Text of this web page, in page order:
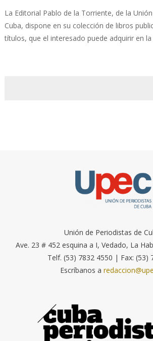
La Editorial Pablo de la Torriente, de la
Cuba, dispone en su colección de libros
títulos, que el interesado puede adquirir en
Unión de Periodistas de
Ave. 23 # 452 esquina a I, Vedado, La
Telf. (53) 7832 4550 | Fax: (53)
Escríbanos a